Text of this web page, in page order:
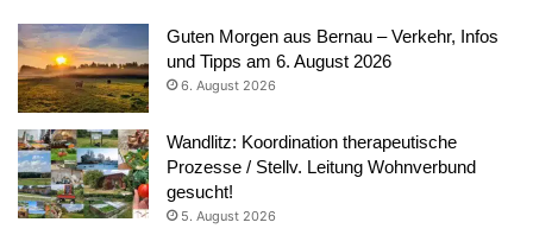
Guten Morgen aus Bernau – Verkehr, Infos
und Tipps am 6. August 2026
6. August 2026
Wandlitz: Koordination therapeutische
Prozesse / Stellv. Leitung Wohnverbund
gesucht!
5. August 2026